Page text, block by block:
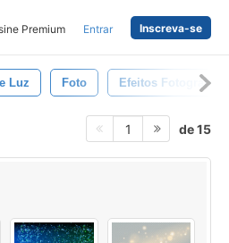
Premium Entrar Inscreva-se
Luz Foto Efeitos
1 de 15